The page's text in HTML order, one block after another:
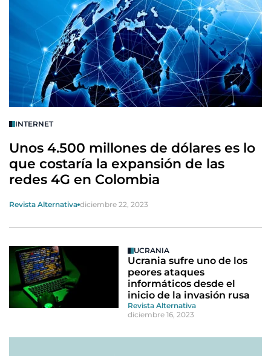
INTERNET
Unos 4.500 millones de dólares es lo
que costaría la expansión de las
redes 4G en Colombia
Revista Alternativa diciembre 22, 2023
UCRANIA
Ucrania sufre uno de los
peores ataques
informáticos desde el
inicio de la invasión rusa
Revista Alternativa
diciembre 16, 2023